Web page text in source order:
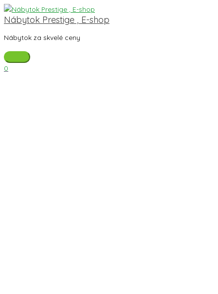
Preskočiť
na
obsah
Nábytok Prestige , E-shop
Nábytok za skvelé ceny
Menu
0
Posteľ
Maxrelax